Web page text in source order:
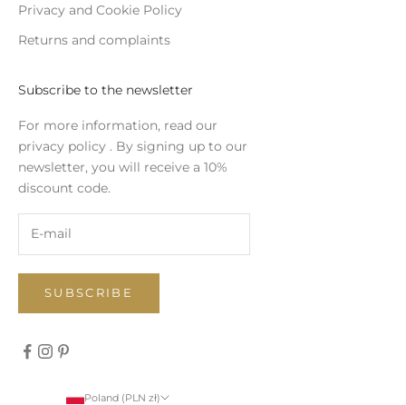
Privacy and Cookie Policy
Returns and complaints
Subscribe to the newsletter
For more information, read our
privacy policy . By signing up to our
newsletter, you will receive a 10%
discount code.
SUBSCRIBE
Poland (PLN zł)